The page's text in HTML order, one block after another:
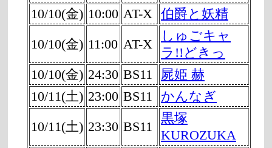
10/10(金) 10:00 AT-X 伯爵と妖精
10/10(金) 11:00 AT-X
しゅごキャ
ラ!!どきっ
10/10(金) 24:30 BS11
屍姫 赫
10/11(土) 23:00 BS11
かんなぎ
10/11(土) 23:30 BS11
黒塚
KUROZUKA